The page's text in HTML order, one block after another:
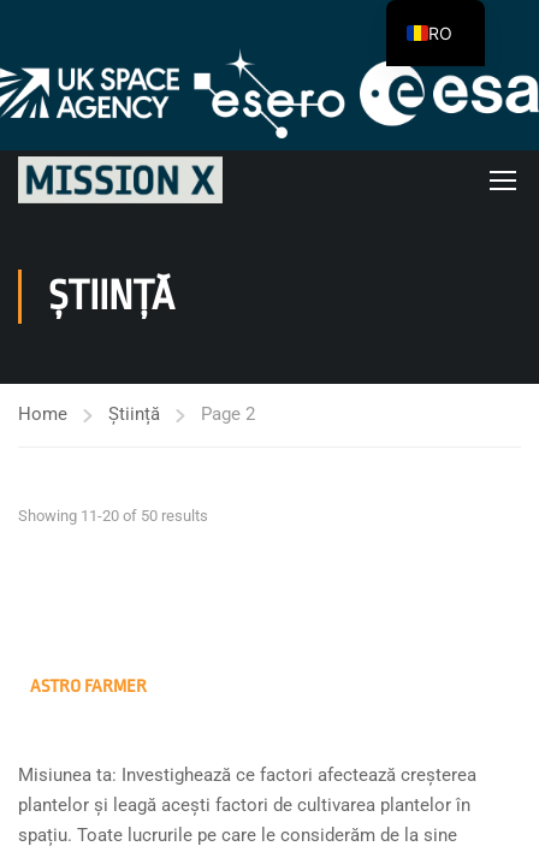
ȘTIINȚĂ
Home Știință Page 2
Showing 11-20 of 50 results
ASTRO FARMER
Misiunea ta: Investighează ce factori afectează creșterea
plantelor și leagă acești factori de cultivarea plantelor în
spațiu. Toate lucrurile pe care le considerăm de la sine
RO